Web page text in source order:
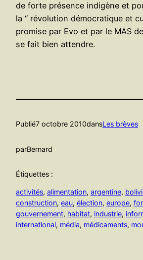
de forte présence indigène et
la “ révolution démocratique et
promise par Evo et par le MAS
se fait bien attendre.
Publié7 octobre 2010dansLes brèves
parBernard
Étiquettes :
activités, alimentation, argentine,
construction, eau, élection, europe,
gouvernement, habitat, industrie,
international, média, médicaments,